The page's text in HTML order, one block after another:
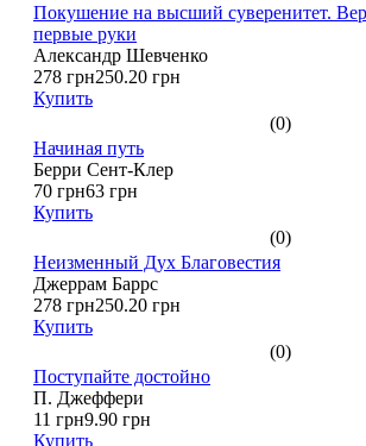
Покушение на высший суверенитет.
первые руки
Александр Шевченко
278 грн250.20 грн
Купить
(0)
Начиная путь
Берри Сент-Клер
70 грн63 грн
Купить
(0)
Неизменный Дух Благовестия
Джеррам Баррс
278 грн250.20 грн
Купить
(0)
Поступайте достойно
П. Джеффери
11 грн9.90 грн
Купить